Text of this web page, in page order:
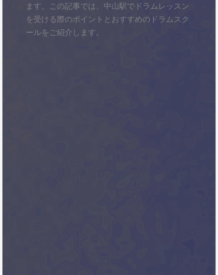
ます。この記事では、中山駅でドラムレッスン
を受ける際のポイントとおすすめのドラムスク
ールをご紹介します。